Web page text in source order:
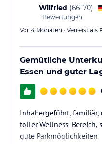
Wilfried (66-70)
1 Bewertungen
Vor 4 Monaten • Verreist als
Gemütliche
Essen und guter
Inhabergeführt, familiär,
toller Wellness-Bereich,
gute Parkmöglichkeiten